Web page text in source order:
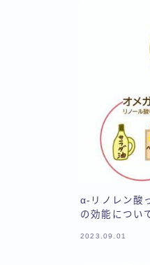
α-リノレン酸
の効能につい
2023.09.01